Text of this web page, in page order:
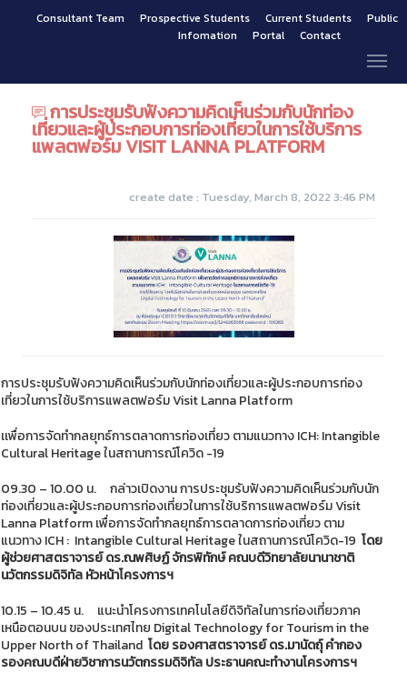
Consultant Team Prospective Students Current Students
Public
Infomation
Portal Contact
การประชุมรับฟังความคิดเห็นร่วมกับนักท่อง
เที่ยวและผู้ประกอบการท่องเที่ยวในการใช้บริการ
แพลตฟอร์ม VISIT LANNA PLATFORM
create date : Tuesday, March 8, 2022 3:46 PM
การประชุมรับฟังความคิดเห็นร่วมกับนักท่องเที่ยวและผู้ประกอบการท่อง
เที่ยวในการใช้บริการแพลตฟอร์ม Visit Lanna Platform
เเพื่อการจัดทำกลยุทธ์การตลาดการท่องเที่ยว ตามแนวทาง ICH: Intangible
Cultural Heritage ในสถานการณ์โควิด -19
09.30 – 10.00 น. กล่าวเปิดงาน การประชุมรับฟังความคิดเห็นร่วมกับนัก
ท่องเที่ยวและผู้ประกอบการท่องเที่ยวในการใช้บริการแพลตฟอร์ม Visit
Lanna Platform เพื่อการจัดทำกลยุทธ์การตลาดการท่องเที่ยว ตาม
แนวทาง ICH : Intangible Cultural Heritage ในสถานการณ์โควิด-19 โดย
ผู้ช่วยศาสตราจารย์ ดร.ณพศิษฏ์ จักรพิทักษ์ คณบดีวิทยาลัยนานาชาติ
นวัตกรรมดิจิทัล หัวหน้าโครงการฯ
10.15 – 10.45 น. แนะนำโครงการเทคโนโลยีดิจิทัลในการท่องเที่ยวภาค
เหนือตอนบน ของประเทศไทย Digital Technology for Tourism in the
Upper North of Thailand โดย รองศาสตราจารย์ ดร.มานัดถุ์ คำกอง
รองคณบดีฝ่ายวิชาการนวัตกรรมดิจิทัล ประธานคณะทำงานโครงการฯ